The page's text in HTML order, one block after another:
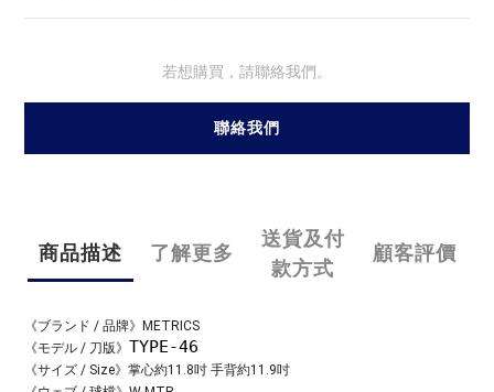
若想購買，請聯絡我們。
聯絡我們
商品描述 了解更多
送貨及付
款方式
顧客評價
《ブランド / 品牌》 METRICS
《モデル / 刀版》 TYPE-46
《サイズ / Size》掌心約11.8吋 手背約11.9吋